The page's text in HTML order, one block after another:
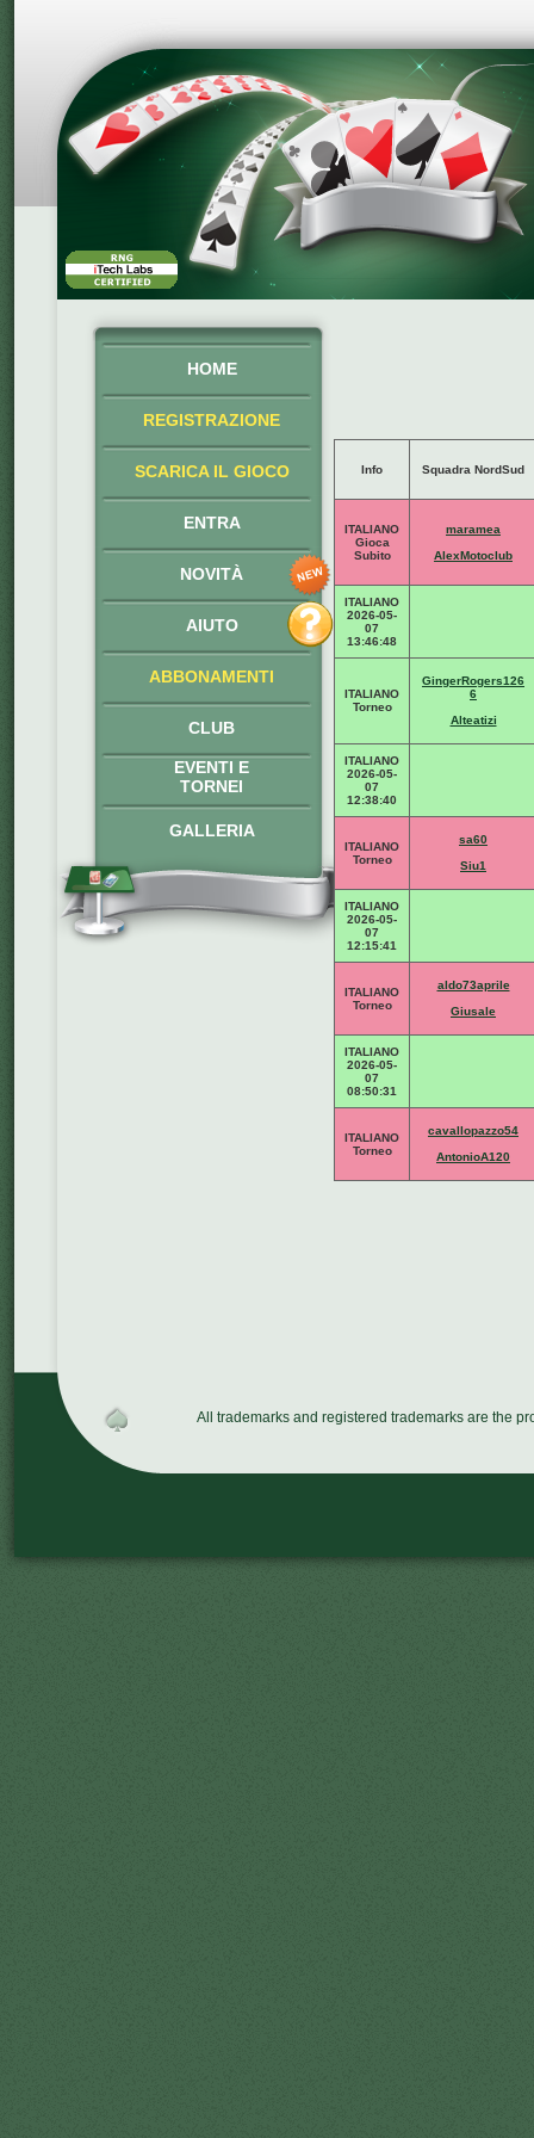
HOME
REGISTRAZIONE
SCARICA IL GIOCO
ENTRA
NOVITÀ
AIUTO
ABBONAMENTI
CLUB
EVENTI E
TORNEI
GALLERIA
Info Squadra NordSud
ITALIANO
Gioca
Subito
maramea
AlexMotoclub
ITALIANO
2026-05-
07
13:46:48
ITALIANO
Torneo
GingerRogers126
6
Alteatizi
ITALIANO
2026-05-
07
12:38:40
ITALIANO
Torneo
sa60
Siu1
ITALIANO
2026-05-
07
12:15:41
ITALIANO
Torneo
aldo73aprile
Giusale
ITALIANO
2026-05-
07
08:50:31
ITALIANO
Torneo
cavallopazzo54
AntonioA120
All trademarks and registered trademarks are the